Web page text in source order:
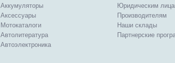
Аккумуляторы
Аксессуары
Мотокаталоги
Автолитература
Автоэлектроника
Юридическим
Производителям
Наши склады
Партнерские